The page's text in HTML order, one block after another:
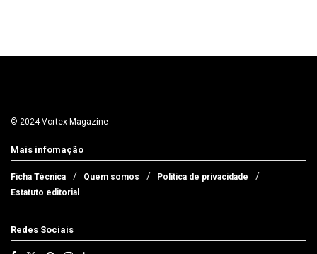
© 2024 Vortex Magazine
Mais infomação
Ficha Técnica Quem somos
Política de privacidade
Estatuto editorial
Redes Sociais